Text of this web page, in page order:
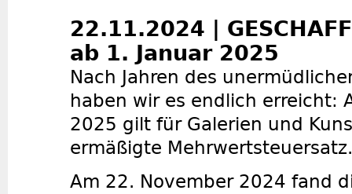
22.11.2024 |
ab 1. Januar 2025
Nach Jahren des
haben wir es endlich erreicht:
2025 gilt für Galerien und
ermäßigte Mehrwertsteuersatz.
Am 22. November 2024 fand